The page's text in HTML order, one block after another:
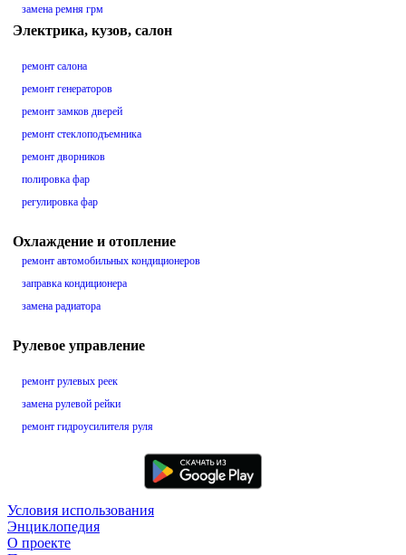
замена ремня грм
Электрика, кузов, салон
ремонт салона
ремонт генераторов
ремонт замков дверей
ремонт стеклоподъемника
ремонт дворников
полировка фар
регулировка фар
Охлаждение и отопление
ремонт автомобильных кондиционеров
заправка кондиционера
замена радиатора
Рулевое управление
ремонт рулевых реек
замена рулевой рейки
ремонт гидроусилителя руля
Условия использования
Энциклопедия
О проекте